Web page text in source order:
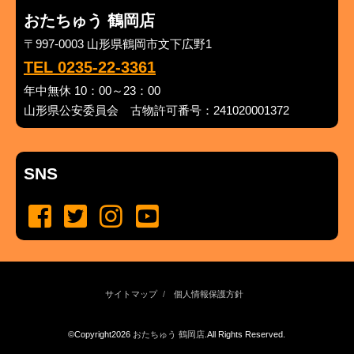
おたちゅう 鶴岡店
〒997-0003 山形県鶴岡市文下広野1
TEL 0235-22-3361
年中無休 10：00～23：00
山形県公安委員会 古物許可番号：241020001372
SNS
サイトマップ 個人情報保護方針
©Copyright2026 おたちゅう 鶴岡店 .All Rights Reserved.